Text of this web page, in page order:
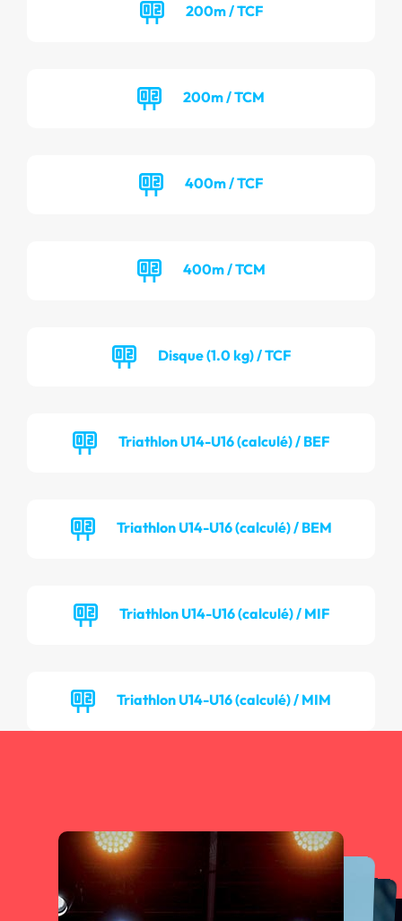
200m / TCF
200m / TCM
400m / TCF
400m / TCM
Disque (1.0 kg) / TCF
Triathlon U14-U16 (calculé) / BEF
Triathlon U14-U16 (calculé) / BEM
Triathlon U14-U16 (calculé) / MIF
Triathlon U14-U16 (calculé) / MIM